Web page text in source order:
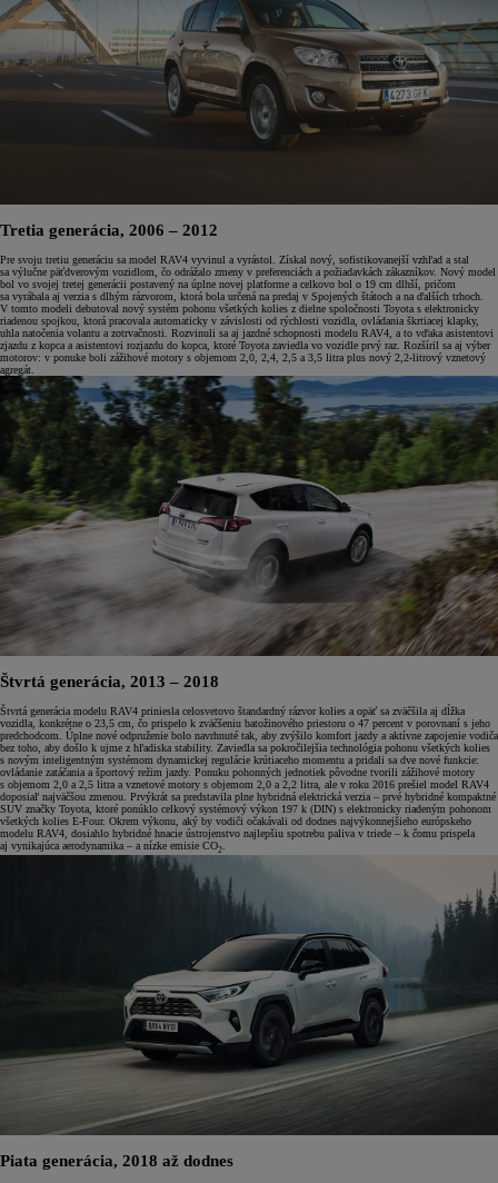
Tretia generácia, 2006 – 2012
Pre svoju tretiu generáciu sa model RAV4 vyvinul a vyrástol. Získal nový, sofistikovanejší vzhľad a stal
sa výlučne päťdverovým vozidlom, čo odrážalo zmeny v preferenciách a požiadavkách zákazníkov. Nový model
bol vo svojej tretej generácii postavený na úplne novej platforme a celkovo bol o 19 cm dlhší, pričom
sa vyrábala aj verzia s dlhým rázvorom, ktorá bola určená na predaj v Spojených štátoch a na ďalších trhoch.
V tomto modeli debutoval nový systém pohonu všetkých kolies z dielne spoločnosti Toyota s elektronicky
riadenou spojkou, ktorá pracovala automaticky v závislosti od rýchlosti vozidla, ovládania škrtiacej klapky,
uhla natočenia volantu a zotrvačnosti. Rozvinuli sa aj jazdné schopnosti modelu RAV4, a to vďaka asistentovi
zjazdu z kopca a asistentovi rozjazdu do kopca, ktoré Toyota zaviedla vo vozidle prvý raz. Rozšíril sa aj výber
motorov: v ponuke boli zážihové motory s objemom 2,0, 2,4, 2,5 a 3,5 litra plus nový 2,2-litrový vznetový
agregát.
Štvrtá generácia, 2013 – 2018
Štvrtá generácia modelu RAV4 priniesla celosvetovo štandardný rázvor kolies a opäť sa zväčšila aj dĺžka
vozidla, konkrétne o 23,5 cm, čo prispelo k zväčšeniu batožinového priestoru o 47 percent v porovnaní s jeho
predchodcom. Úplne nové odpruženie bolo navrhnuté tak, aby zvýšilo komfort jazdy a aktívne zapojenie vodiča
bez toho, aby došlo k ujme z hľadiska stability. Zaviedla sa pokročilejšia technológia pohonu všetkých kolies
s novým inteligentným systémom dynamickej regulácie krútiaceho momentu a pridali sa dve nové funkcie:
ovládanie zatáčania a športový režim jazdy. Ponuku pohonných jednotiek pôvodne tvorili zážihové motory
s objemom 2,0 a 2,5 litra a vznetové motory s objemom 2,0 a 2,2 litra, ale v roku 2016 prešiel model RAV4
doposiaľ najväčšou zmenou. Prvýkrát sa predstavila plne hybridná elektrická verzia – prvé hybridné kompaktné
SUV značky Toyota, ktoré ponúklo celkový systémový výkon 197 k (DIN) s elektronicky riadeným pohonom
všetkých kolies E-Four. Okrem výkonu, aký by vodiči očakávali od dodnes najvýkonnejšieho európskeho
modelu RAV4, dosiahlo hybridné hnacie ústrojenstvo najlepšiu spotrebu paliva v triede – k čomu prispela
aj vynikajúca aerodynamika – a nízke emisie CO2
Piata generácia, 2018 až dodnes